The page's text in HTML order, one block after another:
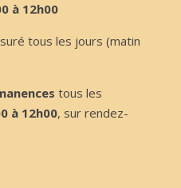
à 12h00
tous les jours (matin
tous les
à 12h00, sur rendez-